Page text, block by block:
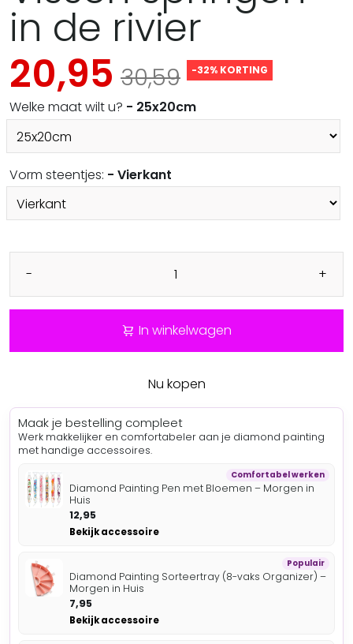
in de rivier
20,95 30,59 -32% KORTING
Welke maat wilt u? - 25x20cm
Vorm steentjes: - Vierkant
- +
In winkelwagen
Nu kopen
Maak je bestelling compleet
Werk makkelijker en comfortabeler aan je diamond painting
met handige accessoires.
Comfortabel werken
Diamond Painting Pen met Bloemen – Morgen in
Huis
12,95
Bekijk accessoire
Populair
Diamond Painting Sorteertray (8-vaks Organizer) –
Morgen in Huis
7,95
Bekijk accessoire